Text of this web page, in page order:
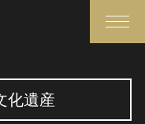
化遺産